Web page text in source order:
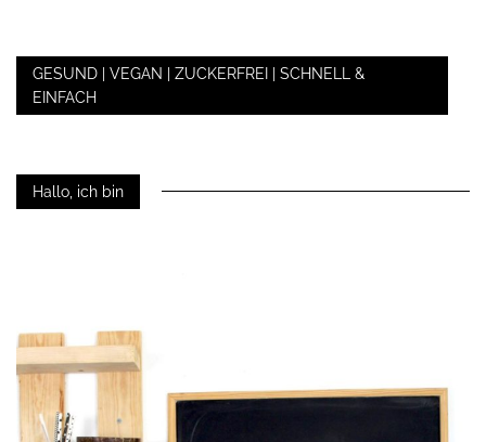
GESUND | VEGAN | ZUCKERFREI | SCHNELL &
EINFACH
Hallo, ich bin